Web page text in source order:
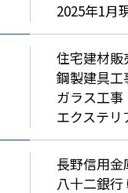
2025年1月
住宅建材販
鋼製建具工
ガラス工事
エクステリ
長野信用金
八十二銀行